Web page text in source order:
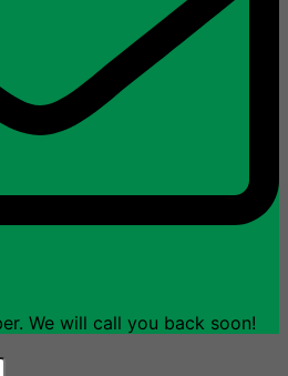
We will call you back soon!